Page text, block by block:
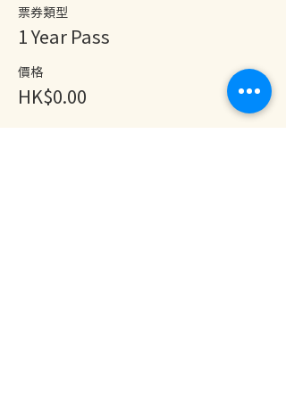
票券類型
1 Year Pass
價格
HK$0.00